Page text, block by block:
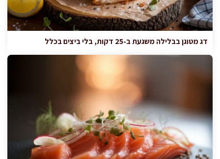
דג מטוגן בבלילה משגעת ב-25 דקות, בלי ביצים בכלל